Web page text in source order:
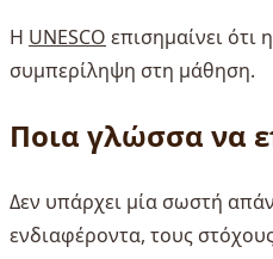
Η UNESCO επισημαίνει ότι
συμπερίληψη στη μάθηση.
Ποια γλώσσα να
Δεν υπάρχει μία σωστή
ενδιαφέροντα, τους